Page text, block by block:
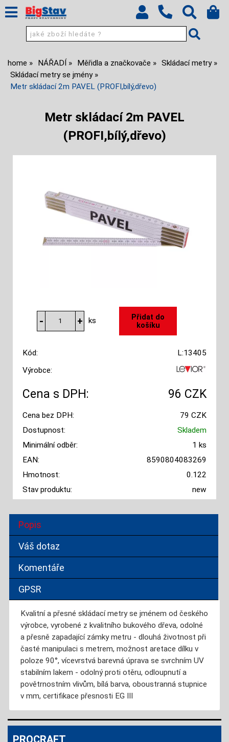
home NÁŘADÍ Měřidla a značkovače
Skládací metry
Skládací metry se jmény
Metr skládací 2m PAVEL (PROFI,bílý,dřevo)
Metr skládací 2m PAVEL
(PROFI,bílý,dřevo)
ks
Kód:
L:13405
Výrobce:
Cena s DPH: 96 CZK
Cena bez DPH:
79 CZK
Dostupnost:
Skladem
Minimální odběr:
1 ks
EAN:
8590804083269
Hmotnost:
0.122
Stav produktu:
new
Popis
Váš dotaz
Komentáře
GPSR
Kvalitní a přesné skládací metry se jménem od českého
výrobce, vyrobené z kvalitního bukového dřeva, odolné
a přesně zapadající zámky metru - dlouhá životnost při
časté manipulaci s metrem, možnost aretace dílku v
poloze 90°, vícevrstvá barevná úprava se svrchním UV
stabilním lakem - odolný proti otěru, odloupnutí a
povětrnostním vlivům, bílá barva, oboustranná stupnice
v mm, certifikace přesnosti EG III
PROCRAFT